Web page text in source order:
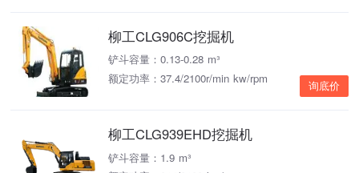
柳工CLG906C挖掘机
铲斗容量：0.13-0.28 m³
额定功率：37.4/2100r/min kw/rpm
询底价
柳工CLG939EHD挖掘机
铲斗容量：1.9 m³